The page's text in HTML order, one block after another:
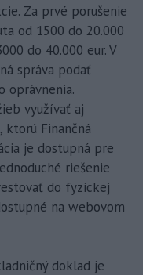
Za prvé porušenie
od 1500 do 20.000
do 40.000 eur. V
správa podať
oprávnenia.
využívať aj
ktorú Finančná
je dostupná pre
riešenie
do fyzickej
na webovom
doklad je